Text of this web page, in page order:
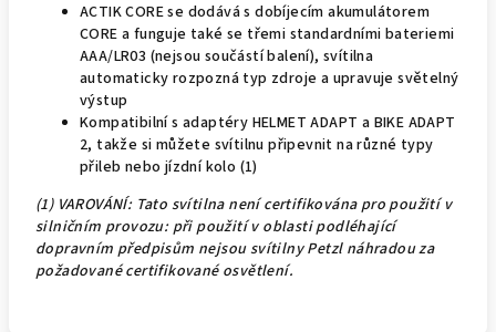
ACTIK CORE se dodává s dobíjecím akumulátorem
CORE a funguje také se třemi standardními bateriemi
AAA/LR03 (nejsou součástí balení), svítilna
automaticky rozpozná typ zdroje a upravuje světelný
výstup
Kompatibilní s adaptéry HELMET ADAPT a BIKE ADAPT
2, takže si můžete svítilnu připevnit na různé typy
přileb nebo jízdní kolo (1)
(1) VAROVÁNÍ: Tato svítilna není certifikována pro použití v
silničním provozu: při použití v oblasti podléhající
dopravním předpisům nejsou svítilny Petzl náhradou za
požadované certifikované osvětlení.